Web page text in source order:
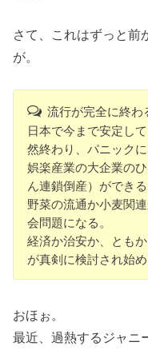
さて、これはずっと前
が。
流行が完全に終わ
日本で今まで安定し
然終わり、パニックに
娯楽産業の大企業の
ん連鎖倒産）ができる
野菜の流通か小麦関
会問題になる。
経済か治安か、とも
が真剣に検討され始め
おほぉ。
最近、過熱するジャニ